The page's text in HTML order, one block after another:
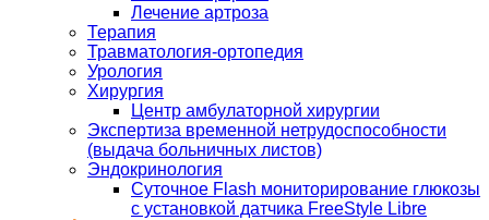
Лечение артроза
Терапия
Травматология-ортопедия
Урология
Хирургия
Центр амбулаторной хирургии
Экспертиза временной нетрудоспособности
(выдача больничных листов)
Эндокринология
Суточное Flash мониторирование глюкозы
с установкой датчика FreeStyle Libre